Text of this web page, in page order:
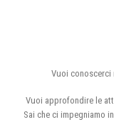
Vuoi conoscerci
Vuoi approfondire le
Sai che ci impegniamo